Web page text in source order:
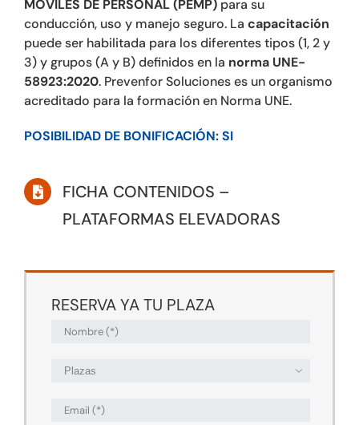
MÓVILES DE PERSONAL (PEMP) para su
conducción, uso y manejo seguro. La capacitación
puede ser habilitada para los diferentes tipos (1, 2 y
3) y grupos (A y B) definidos en la norma UNE-
58923:2020. Prevenfor Soluciones es un organismo
acreditado para la formación en Norma UNE.
POSIBILIDAD DE BONIFICACIÓN: SI
FICHA CONTENIDOS –
PLATAFORMAS ELEVADORAS
RESERVA YA TU PLAZA
